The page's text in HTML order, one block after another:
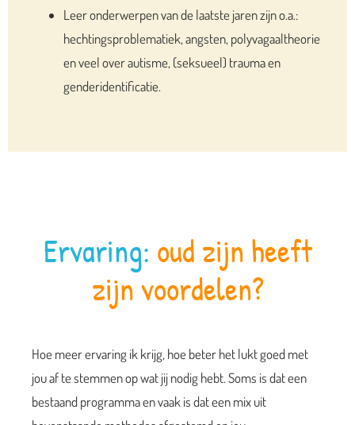
Leer onderwerpen van de laatste jaren zijn o.a.:
hechtingsproblematiek, angsten, polyvagaaltheorie
en veel over autisme, (seksueel) trauma en
genderidentificatie.
Ervaring: oud zijn heeft
zijn voordelen?
Hoe meer ervaring ik krijg, hoe beter het lukt goed met
jou af te stemmen op wat jij nodig hebt. Soms is dat een
bestaand programma en vaak is dat een mix uit